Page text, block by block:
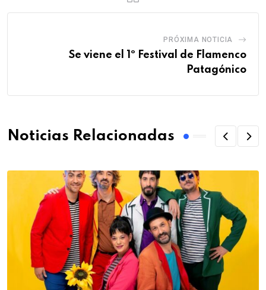
PRÓXIMA NOTICIA
Se viene el 1º Festival de Flamenco
Patagónico
Noticias Relacionadas